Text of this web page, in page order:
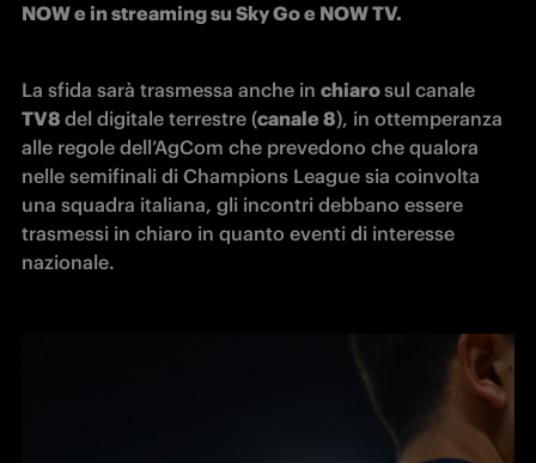
NOW e in streaming su Sky Go e NOW TV.
La sfida sarà trasmessa anche in chiaro
TV8 del digitale terrestre (canale 8), in ottemperanza
alle regole dell’AgCom che prevedono che qualora
nelle semifinali di Champions League sia coinvolta
una squadra italiana, gli incontri debbano essere
trasmessi in chiaro in quanto eventi di interesse
nazionale.